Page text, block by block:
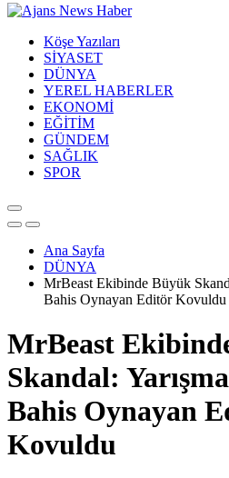
Köşe Yazıları
SİYASET
DÜNYA
YEREL HABERLER
EKONOMİ
EĞİTİM
GÜNDEM
SAĞLIK
SPOR
Ana Sayfa
DÜNYA
MrBeast Ekibinde Büyük
Bahis Oynayan Editör Kovuldu
MrBeast
Skandal:
Bahis Oynayan
Kovuldu